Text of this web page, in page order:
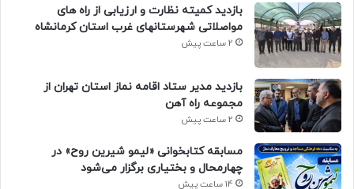
بازدید کمیته نظارت و ارزیابی از راه های
مواصلاتی شهرستانهای غرب استان کرمانشاه
2 ساعت پیش
بازدید مدیر ستاد اقامه نماز استان تهران از
مجموعه راه آهن
2 ساعت پیش
مسابقه کتابخوانی «لیمو شیرین روح» در
چهارمحال و بختیاری برگزار می‌شود
14 ساعت پیش